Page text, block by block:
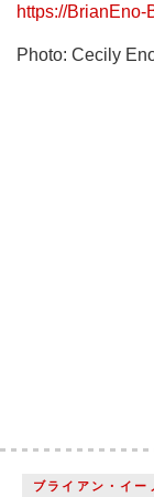
https://
Photo: Cecily
ブライアン・イー